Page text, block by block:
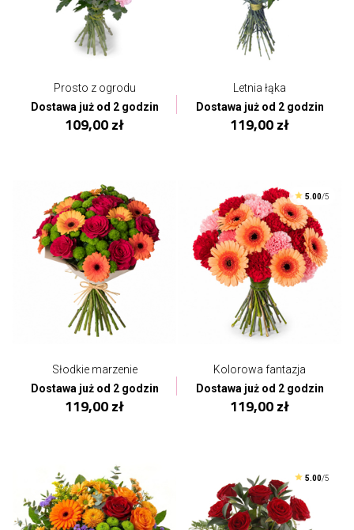
Prosto z ogrodu
Dostawa już od 2 godzin
109,00 zł
Letnia łąka
Dostawa już od 2 godzin
119,00 zł
Słodkie marzenie
Dostawa już od 2 godzin
119,00 zł
5.00/5
Kolorowa fantazja
Dostawa już od 2 godzin
119,00 zł
5.00/5